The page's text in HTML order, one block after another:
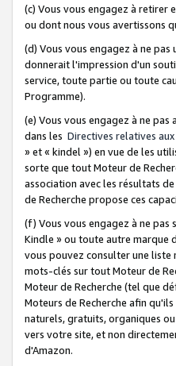
(c) Vous vous engagez à retirer
ou dont nous vous avertissons
(d) Vous vous engagez à ne
donnerait l'impression d'un
service, toute partie ou toute
Programme).
(e) Vous vous engagez à ne
dans les Directives relatives aux
» et « kindel ») en vue de les
sorte que tout Moteur de
association avec les résultats
de Recherche propose ces
(f) Vous vous engagez à ne
Kindle » ou toute autre marque
vous pouvez consulter une liste
mots-clés sur tout Moteur de
Moteur de Recherche (tel que
Moteurs de Recherche afin
naturels, gratuits, organiques
vers votre site, et non
d'Amazon.